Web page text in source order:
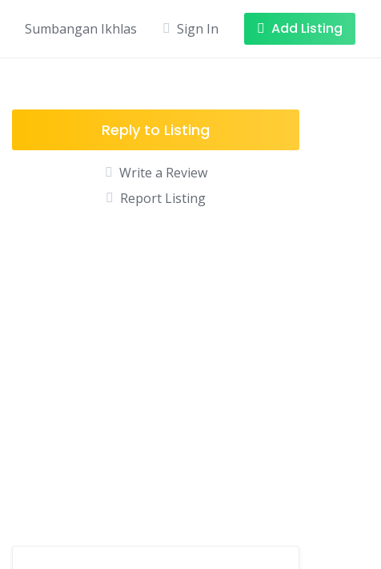
Sumbangan Ikhlas Sign In Add Listing
Reply to Listing
Write a Review
Report Listing